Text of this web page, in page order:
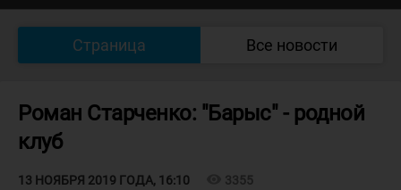
Страница Все новости
Роман Старченко: "Барыс" - родной
клуб
13 НОЯБРЯ 2019 ГОДА, 16:10 3355